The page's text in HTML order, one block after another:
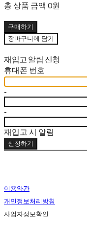
총 상품 금액 0원
구매하기
장바구니에 담기
재입고 알림 신청
휴대폰 번호
-
-
재입고 시 알림
신청하기
이용약관
개인정보처리방침
사업자정보확인